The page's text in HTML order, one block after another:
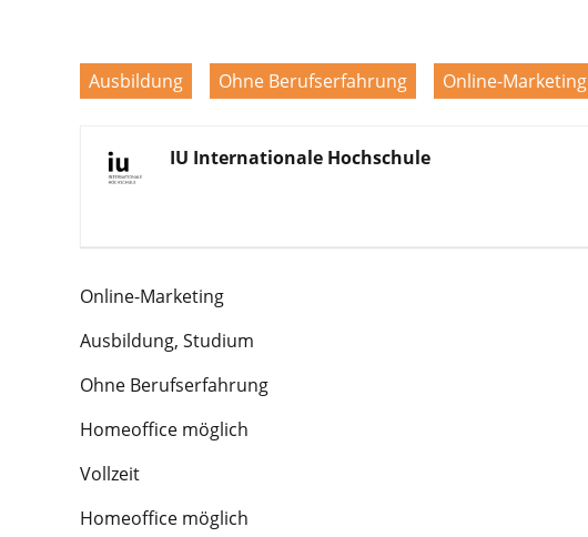
Ausbildung Ohne Berufserfahrung Online-Marketing
IU Internationale Hochschule
Online-Marketing
Ausbildung, Studium
Ohne Berufserfahrung
Homeoffice möglich
Vollzeit
Homeoffice möglich